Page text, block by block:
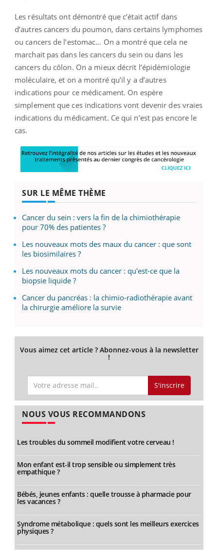
Les résultats ont démontré que c’était actif dans
d’autres cancers du poumon, dans certains lymphomes
ou cancers de l’estomac… On a montré que cela ne
marchait pas dans les cancers du sein ou dans les
cancers du côlon. On a mieux décrit l’épidémiologie
moléculaire, et on a montré qu’il y a d’autres
indications pour ce médicament. On espère
simplement que ces indications vont devenir des vraies
indications du médicament. Ce qui n’est pas encore le
cas.
SUR LE MÊME THÈME
Cancer du sein : vers la fin de la chimiothérapie
pour 70% des patientes ?
Les nouveaux mots des maux du cancer : que sont
les biosimilaires ?
Les nouveaux mots du cancer : qu'est-ce que la
biopsie liquide ?
Cancer du pancréas : la chimio-radiothérapie avant
la chirurgie améliore la survie
Vous aimez cet article ? Abonnez-vous à la newsletter
!
S'inscrire
NOUS VOUS RECOMMANDONS
Les troubles du sommeil modifient votre cerveau !
Mon enfant est-il trop sensible ou simplement très
empathique ?
Bébés, jeunes enfants : quelle trousse à pharmacie pour
les vacances ?
Syndrome métabolique : quels sont les meilleurs exercices
physiques ?